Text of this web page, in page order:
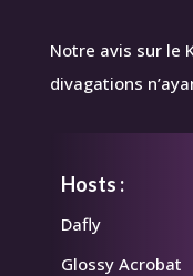
Notre avis sur le
divagations
Hosts :
Dafly
Glossy Acrobat